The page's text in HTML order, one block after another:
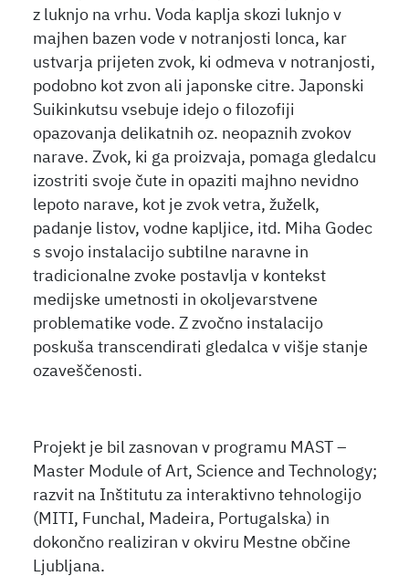
z luknjo na vrhu. Voda kaplja skozi luknjo v
majhen bazen vode v notranjosti lonca, kar
ustvarja prijeten zvok, ki odmeva v notranjosti,
podobno kot zvon ali japonske citre. Japonski
Suikinkutsu vsebuje idejo o filozofiji
opazovanja delikatnih oz. neopaznih zvokov
narave. Zvok, ki ga proizvaja, pomaga gledalcu
izostriti svoje čute in opaziti majhno nevidno
lepoto narave, kot je zvok vetra, žuželk,
padanje listov, vodne kapljice, itd. Miha Godec
s svojo instalacijo subtilne naravne in
tradicionalne zvoke postavlja v kontekst
medijske umetnosti in okoljevarstvene
problematike vode. Z zvočno instalacijo
poskuša transcendirati gledalca v višje stanje
ozaveščenosti.
Projekt je bil zasnovan v programu MAST –
Master Module of Art, Science and Technology;
razvit na Inštitutu za interaktivno tehnologijo
(MITI, Funchal, Madeira, Portugalska) in
dokončno realiziran v okviru Mestne občine
Ljubljana.